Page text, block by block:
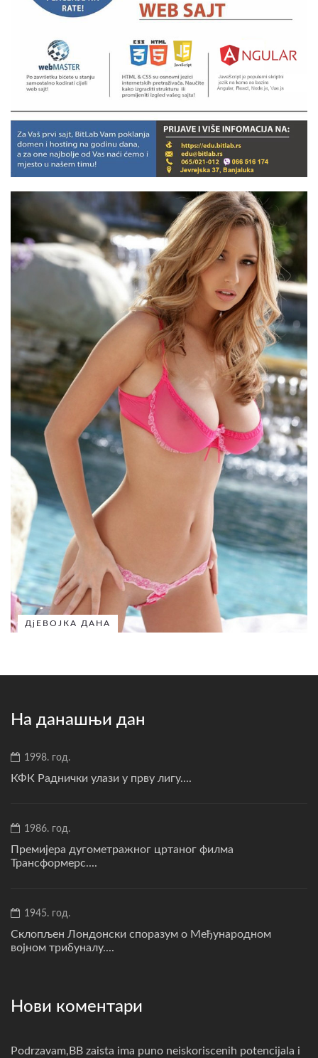
ДјЕВОЈКА ДАНА
На данашњи дан
1998. год.
КФК Раднички улази у прву лигу....
1986. год.
Премијера дугометражног цртаног филма
Трансформерс....
1945. год.
Склопљен Лондонски споразум о Међународном
војном трибуналу....
Нови коментари
Podrzavam,BB zaista ima puno neiskoriscenih potencijala i